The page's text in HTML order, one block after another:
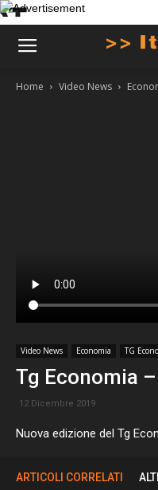
Home Video News
Video News Economia TG
Tg Economia
12 Dicembre 2019
Nuova edizione del Tg
ARTICOLI CORRELATI